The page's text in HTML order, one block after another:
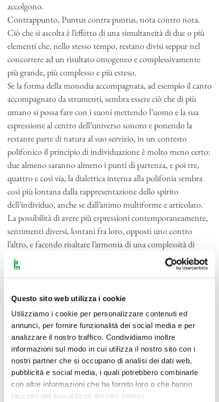
Questo sito web utilizza i cookie
Utilizziamo i cookie per personalizzare contenuti ed
annunci, per fornire funzionalità dei social media e per
analizzare il nostro traffico. Condividiamo inoltre
informazioni sul modo in cui utilizza il nostro sito con i
nostri partner che si occupano di analisi dei dati web,
pubblicità e social media, i quali potrebbero combinarle
con altre informazioni che ha fornito loro o che hanno
raccolto dal suo utilizzo dei loro servizi.
accolgono.
Contrappunto, Puntus contra puntus, nota contro nota.
Ciò che si ascolta è l’effetto di una simultaneità di due o più
elementi che, nello stesso tempo, restano divisi seppur nel
concorrere ad un risultato omogeneo e complessivamente
più grande, più complesso e più esteso.
Se la forma della monodia accompagnata, ad esempio il canto
accompagnato da strumenti, sembra essere ciò che di più
umano si possa fare con i suoni mettendo l’uomo e la sua
espressione al centro dell’universo sonoro e ponendo la
restante parte di natura al suo servizio, in un contesto
polifonico il principio di individuazione è molto meno certo:
due almeno saranno almeno i punti di partenza, e poi tre,
quattro e così via, la dialettica interna alla polifonia sembra
così più lontana dalla rappresentazione dello spirito
dell’individuo, anche se dall’animo multiforme e articolato.
La possibilità di avere più espressioni contemporaneamente,
sentimenti diversi, lontani fra loro, opposti uno contro
l’altro, e facendo risaltare l’armonia di una complessità di
eventi, fa in modo di rappresentare il divino e le sue
manifestazioni, la capacità sua propria di accogliere in sé
Monodico e polifonico quindi sono concetti che travalicano
il fare musica strettamente. Possiamo dire similmente che ci
sono opere “monodiche” e “polifoniche” in tutte le arti. Ben
sapendo di forzare termini e condizioni, possiamo pensare
alla Cappella Sistina come a un’opera polifonica, mentre al
“Fanciullo con cesto di frutta” di Caravaggio come a
qualcosa di monodico. Il modo di osservare un’opera
polifonica è diverso dal modo di leggere un’opera monodica,